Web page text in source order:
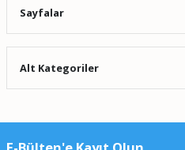
Sayfalar
Alt Kategoriler